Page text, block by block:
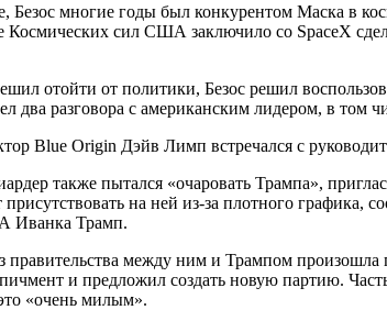
Безос многие годы был конкурентом Маска в
Космических сил США заключило со SpaceX
отойти от политики, Безос решил
два разговора с американским лидером, в том
Blue Origin Дэйв Лимп встречался с
также пытался «очаровать Трампа»,
на ней из-за плотного
Иванка Трамп.
правительства между ним и Трампом
и предложил создать новую партию.
«очень милым».